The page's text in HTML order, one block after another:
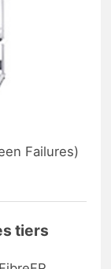
Failures)
tiers